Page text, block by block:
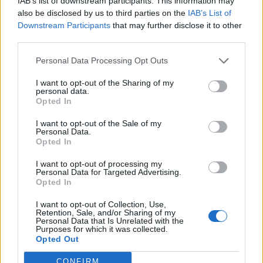
also be disclosed by us to third parties on the IAB’s List of
Downstream Participants that may further disclose it to other
Personal Data Processing Opt Outs
I want to opt-out of the Sharing of my
personal data.
Opted In
I want to opt-out of the Sale of my
Personal Data.
Opted In
I want to opt-out of processing my
Personal Data for Targeted Advertising.
Opted In
I want to opt-out of Collection, Use,
Retention, Sale, and/or Sharing of my
Personal Data that Is Unrelated with the
Purposes for which it was collected.
Opted Out
17 Nicola Sanna Usinese 5
Nicolò Trenta Campanedda